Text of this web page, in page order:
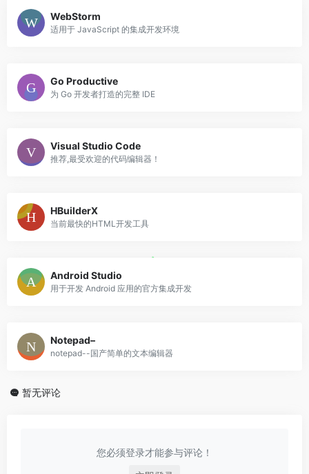
WebStorm
适用于 JavaScript 的集成开发环境
Go Productive
为 Go 开发者打造的完整 IDE
Visual Studio Code
推荐,最受欢迎的代码编辑器！
HBuilderX
当前最快的HTML开发工具
Android Studio
用于开发 Android 应用的官方集成开发
Notepad–
notepad--国产简单的文本编辑器
暂无评论
您必须登录才能参与评论！